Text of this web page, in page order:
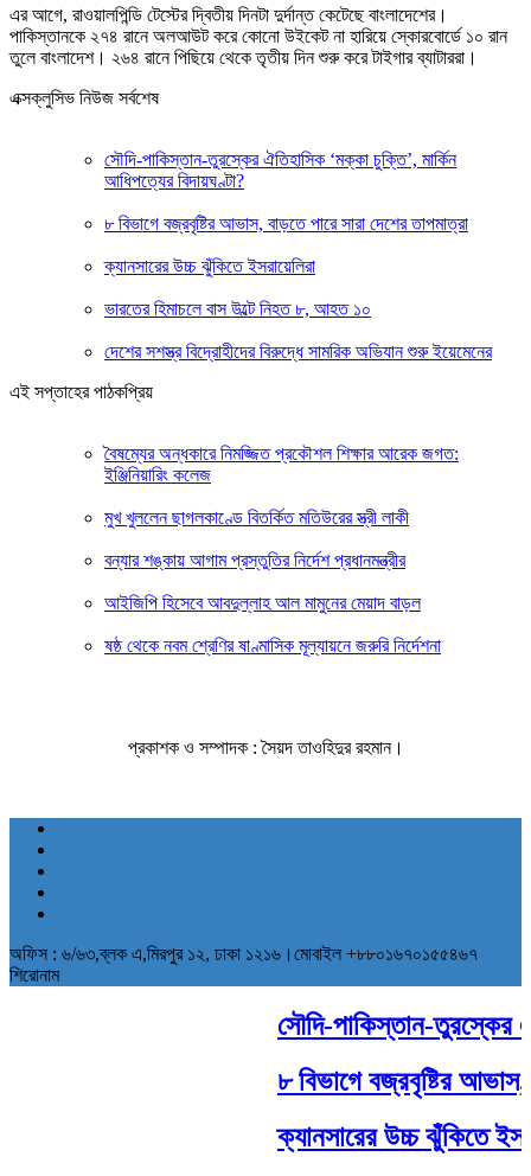
এর আগে, রাওয়ালপিন্ডি টেস্টের দ্বিতীয় দিনটা দুর্দান্ত কেটেছে বাংলাদেশের।
পাকিস্তানকে ২৭৪ রানে অলআউট করে কোনো উইকেট না হারিয়ে স্কোরবোর্ডে ১০ রান
তুলে বাংলাদেশ। ২৬৪ রানে পিছিয়ে থেকে তৃতীয় দিন শুরু করে টাইগার ব্যাটাররা।
এক্সক্লুসিভ নিউজ সর্বশেষ
সৌদি-পাকিস্তান-তুরস্কের ঐতিহাসিক ‘মক্কা চুক্তি’, মার্কিন
আধিপত্যের বিদায়ঘণ্টা?
৮ বিভাগে বজ্রবৃষ্টির আভাস, বাড়তে পারে সারা দেশের তাপমাত্রা
ক্যানসারের উচ্চ ঝুঁকিতে ইসরায়েলিরা
ভারতের হিমাচলে বাস উল্টে নিহত ৮, আহত ১০
দেশের সশস্ত্র বিদ্রোহীদের বিরুদ্ধে সামরিক অভিযান শুরু ইয়েমেনের
এই সপ্তাহের পাঠকপ্রিয়
বৈষম্যের অন্ধকারে নিমজ্জিত প্রকৌশল শিক্ষার আরেক জগত:
ইঞ্জিনিয়ারিং কলেজ
মুখ খুললেন ছাগলকাণ্ডে বিতর্কিত মতিউরের স্ত্রী লাকী
বন্যার শঙ্কায় আগাম প্রস্তুতির নির্দেশ প্রধানমন্ত্রীর
আইজিপি হিসেবে আবদুল্লাহ আল মামুনের মেয়াদ বাড়ল
ষষ্ঠ থেকে নবম শ্রেণির ষাণ্মাসিক মূল্যায়নে জরুরি নির্দেশনা
প্রকাশক ও সম্পাদক : সৈয়দ তাওহিদুর রহমান।
অফিস : ৬/৬৩,ব্লক এ,মিরপুর ১২, ঢাকা ১২১৬।মোবাইল +৮৮০১৬৭০১৫৫৪৬৭
শিরোনাম
সৌদি-পাকিস্তান-তুরস্কের
৮ বিভাগে বজ্রবৃষ্টির আভাস,
ক্যানসারের উচ্চ ঝুঁকিতে